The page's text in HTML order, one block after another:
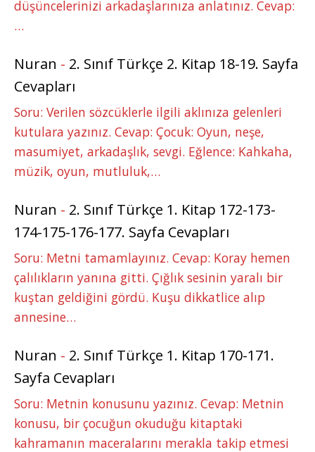
düşüncelerinizi arkadaşlarınıza anlatınız. Cevap:
…
Nuran - 2. Sınıf Türkçe 2. Kitap 18-19. Sayfa
Cevapları
Soru: Verilen sözcüklerle ilgili aklınıza gelenleri
kutulara yazınız. Cevap: Çocuk: Oyun, neşe,
masumiyet, arkadaşlık, sevgi. Eğlence: Kahkaha,
müzik, oyun, mutluluk,…
Nuran - 2. Sınıf Türkçe 1. Kitap 172-173-
174-175-176-177. Sayfa Cevapları
Soru: Metni tamamlayınız. Cevap: Koray hemen
çalılıkların yanına gitti. Çığlık sesinin yaralı bir
kuştan geldiğini gördü. Kuşu dikkatlice alıp
annesine…
Nuran - 2. Sınıf Türkçe 1. Kitap 170-171.
Sayfa Cevapları
Soru: Metnin konusunu yazınız. Cevap: Metnin
konusu, bir çocuğun okuduğu kitaptaki
kahramanın maceralarını merakla takip etmesi